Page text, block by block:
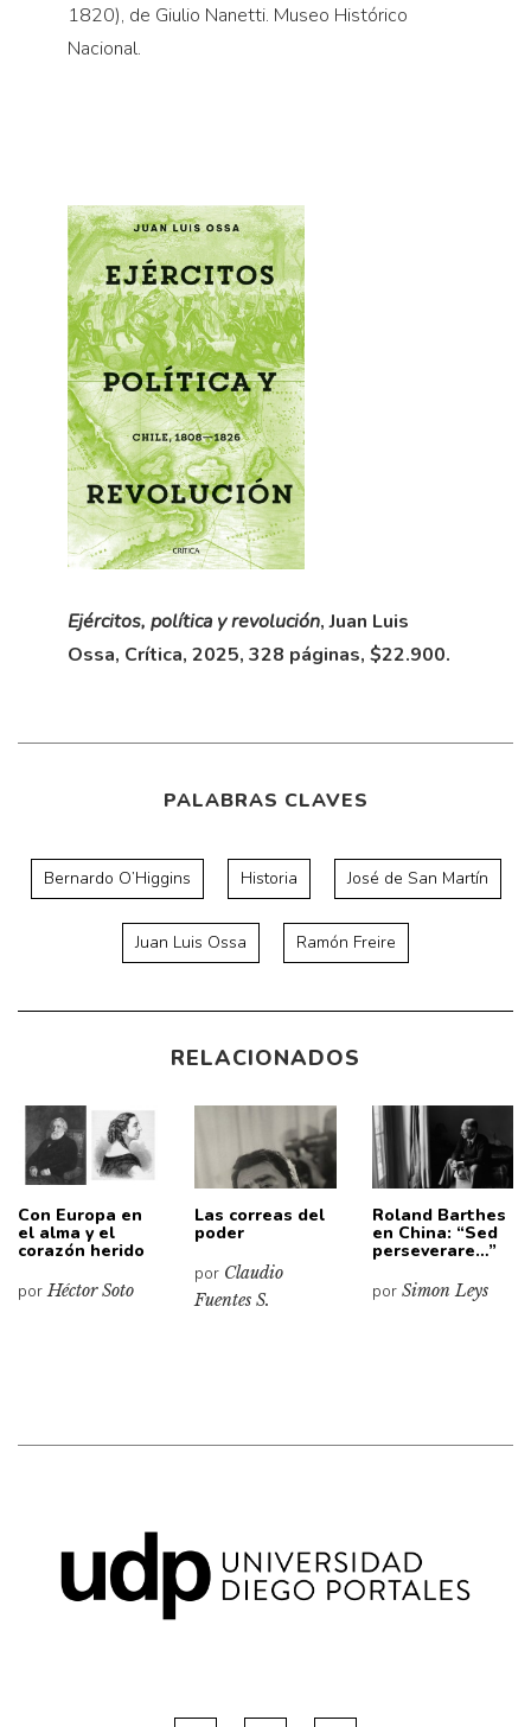
1820), de Giulio Nanetti. Museo Histórico
Nacional.
Ejércitos, política y revolución, Juan Luis
Ossa, Crítica, 2025, 328 páginas, $22.900.
PALABRAS CLAVES
Bernardo O’Higgins Historia José de San Martín
Juan Luis Ossa Ramón Freire
RELACIONADOS
Con Europa en
el alma y el
corazón herido
porHéctor Soto
Las correas del
poder
por Claudio
Fuentes S.
Roland Barthes
en China: “Sed
perseverare…”
por Simon Leys